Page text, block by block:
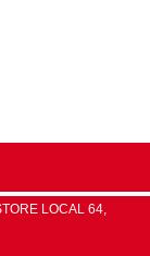
LOCAL 64,